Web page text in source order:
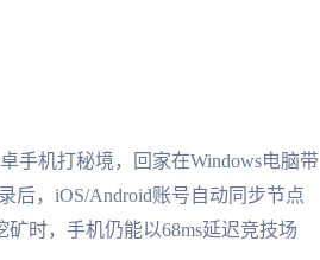
手机打秘境，回家在Windows电脑带
后，iOS/Android账号自动同步节点
时，手机仍能以68ms延迟竞技场